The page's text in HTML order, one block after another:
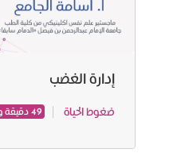
إدارة الغضب
ضغوط الحياة 49 دقيقة و 9 ثواني